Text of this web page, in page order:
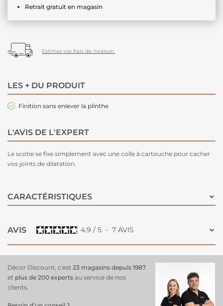
Retrait gratuit en magasin
Estimez vos frais de livraison.
LES + DU PRODUIT
Finition sans enlever la plinthe
L'AVIS DE L'EXPERT
Le scotie se fixe simplement avec une colle à cartouche pour cacher
vos joints de dilatation.
CARACTÉRISTIQUES
AVIS 4.9 / 5 - 7 AVIS
Décor Discount, c'est 23 magasins depuis 1987
et plus de 200 experts au service de nos
clients.